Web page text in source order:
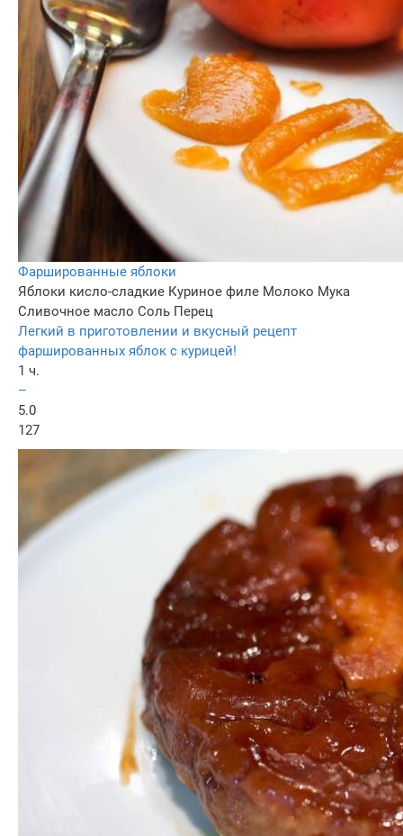
Фаршированные яблоки
Яблоки кисло-сладкие Куриное филе Молоко Мука
Сливочное масло Соль Перец
Легкий в приготовлении и вкусный рецепт
фаршированных яблок с курицей!
1 ч.
–
5.0
127